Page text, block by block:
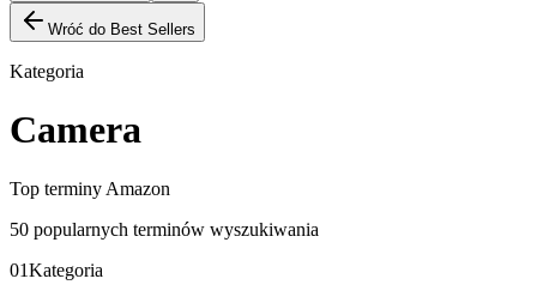
Wróć do Best Sellers
Kategoria
Camera
Top terminy Amazon
50 popularnych terminów wyszukiwania
01Kategoria